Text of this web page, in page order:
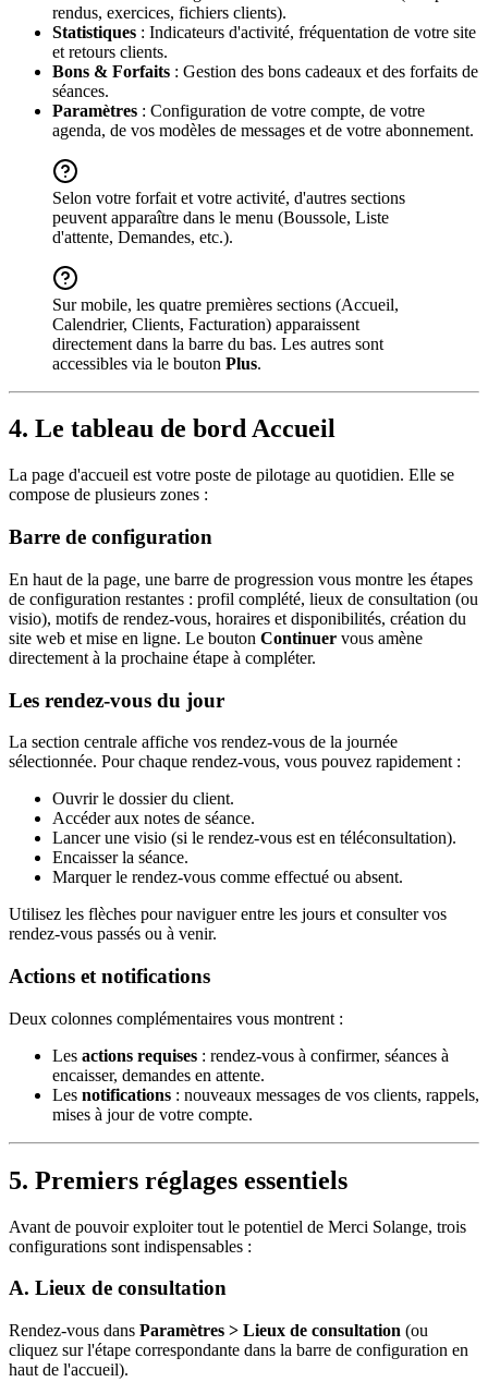
rendus, exercices, fichiers clients).
Statistiques : Indicateurs d'activité, fréquentation de votre site
et retours clients.
Bons & Forfaits : Gestion des bons cadeaux et des forfaits de
séances.
Paramètres : Configuration de votre compte, de votre
agenda, de vos modèles de messages et de votre abonnement.
Selon votre forfait et votre activité, d'autres sections
peuvent apparaître dans le menu (Boussole, Liste
d'attente, Demandes, etc.).
Sur mobile, les quatre premières sections (Accueil,
Calendrier, Clients, Facturation) apparaissent
directement dans la barre du bas. Les autres sont
accessibles via le bouton Plus.
4. Le tableau de bord Accueil
La page d'accueil est votre poste de pilotage au quotidien. Elle se
compose de plusieurs zones :
Barre de configuration
En haut de la page, une barre de progression vous montre les étapes
de configuration restantes : profil complété, lieux de consultation (ou
visio), motifs de rendez-vous, horaires et disponibilités, création du
site web et mise en ligne. Le bouton Continuer vous amène
directement à la prochaine étape à compléter.
Les rendez-vous du jour
La section centrale affiche vos rendez-vous de la journée
sélectionnée. Pour chaque rendez-vous, vous pouvez rapidement :
Ouvrir le dossier du client.
Accéder aux notes de séance.
Lancer une visio (si le rendez-vous est en téléconsultation).
Encaisser la séance.
Marquer le rendez-vous comme effectué ou absent.
Utilisez les flèches pour naviguer entre les jours et consulter vos
rendez-vous passés ou à venir.
Actions et notifications
Deux colonnes complémentaires vous montrent :
Les actions requises : rendez-vous à confirmer, séances à
encaisser, demandes en attente.
Les notifications : nouveaux messages de vos clients, rappels,
mises à jour de votre compte.
5. Premiers réglages essentiels
Avant de pouvoir exploiter tout le potentiel de Merci Solange, trois
configurations sont indispensables :
A. Lieux de consultation
Rendez-vous dans Paramètres > Lieux de consultation (ou
cliquez sur l'étape correspondante dans la barre de configuration en
haut de l'accueil).